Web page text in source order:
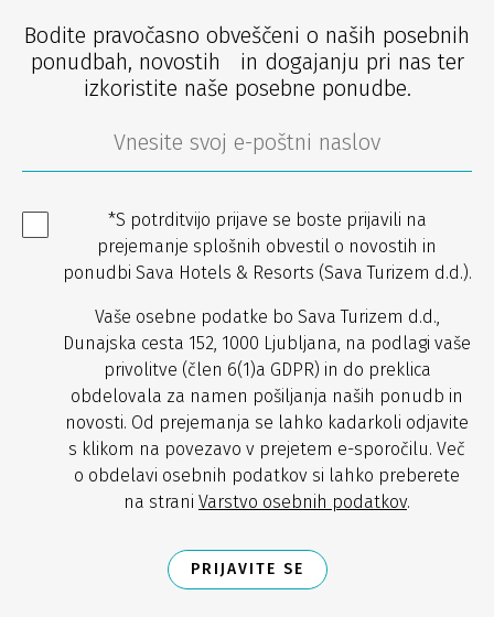
Bodite pravočasno obveščeni o naših posebnih
ponudbah, novostih in dogajanju pri nas ter
izkoristite naše posebne ponudbe.
*S potrditvijo prijave se boste prijavili na
prejemanje splošnih obvestil o novostih in
ponudbi Sava Hotels & Resorts (Sava Turizem d.d.).
Vaše osebne podatke bo Sava Turizem d.d.,
Dunajska cesta 152, 1000 Ljubljana, na podlagi vaše
privolitve (člen 6(1)a GDPR) in do preklica
obdelovala za namen pošiljanja naših ponudb in
novosti. Od prejemanja se lahko kadarkoli odjavite
s klikom na povezavo v prejetem e-sporočilu. Več
o obdelavi osebnih podatkov si lahko preberete
na strani Varstvo osebnih podatkov.
PRIJAVITE SE